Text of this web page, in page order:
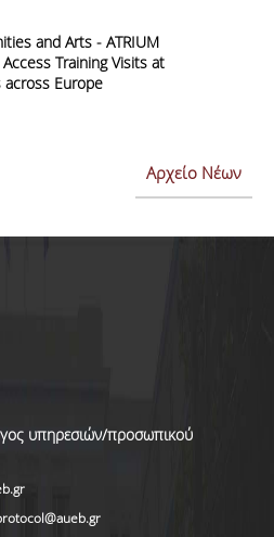
and Arts - ATRIUM
Training Visits at
across Europe
Αρχείο Νέων
υπηρεσιών/προσωπικού